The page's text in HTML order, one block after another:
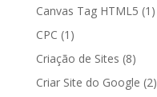
Canvas Tag HTML5 (1)
CPC (1)
Criação de Sites (8)
Criar Site do Google (2)